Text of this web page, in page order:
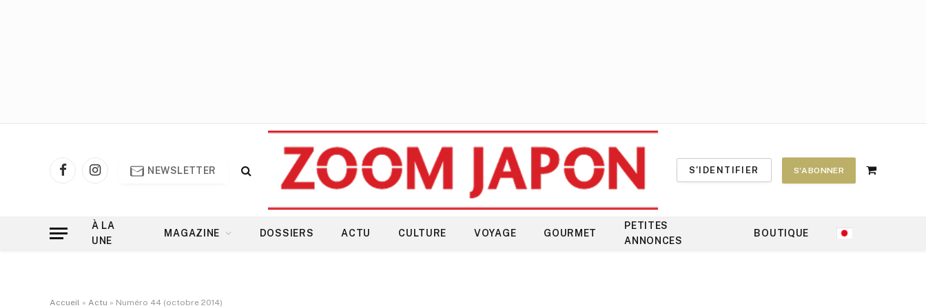
FacebookInstagram
NEWSLETTER S'IDENTIFIER S'ABONNER
Shopping
À LA
UNE
MAGAZINE DOSSIERS ACTU CULTURE VOYAGE GOURMET
PETITES
ANNONCES
BOUTIQUE
Accueil » Actu » Numéro 44 (octobre 2014)